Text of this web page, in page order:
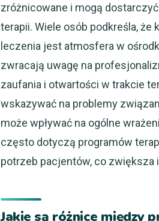
zróżnicowane i mogą
terapii. Wiele osób podkreśla,
leczenia jest atmosfera w
zwracają uwagę na
zaufania i otwartości w trakcie
wskazywać na problemy
może wpływać na ogólne
często dotyczą programów
potrzeb pacjentów, co zwiększa
Jakie są różnice między